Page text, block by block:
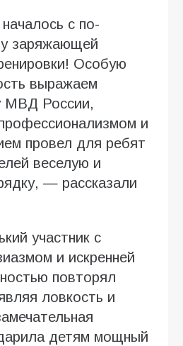
с по-
заряжающей
Особую
выражаем
МВД России,
и
провел для ребят
веселую и
— рассказали
участник с
и искренней
повторял
ловкость и
детям мощный